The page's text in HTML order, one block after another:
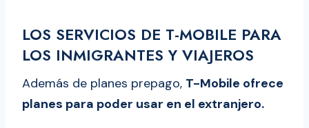
LOS SERVICIOS DE T-MOBILE PARA
LOS INMIGRANTES Y VIAJEROS
Además de planes prepago, T-Mobile ofrece
planes para poder usar en el extranjero.